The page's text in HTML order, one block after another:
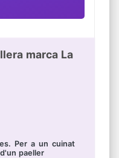
marca La
Per a un cuinat
paeller